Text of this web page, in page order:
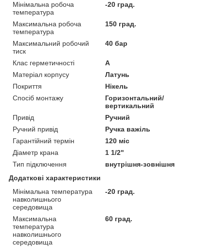
Мінімальна робоча
температура
-20 град.
Максимальна робоча
температура
150 град.
Максимальний робочий
тиск
40 бар
Клас герметичності
А
Матеріал корпусу
Латунь
Покриття
Нікель
Спосіб монтажу
Горизонтальний/
вертикальний
Привід
Ручний
Ручний привід
Ручка важіль
Гарантійний термін
120 міс
Діаметр крана
1 1/2"
Тип підключення
внутрішня-зовнішня
Додаткові характеристики
Мінімальна температура
навколишнього
середовища
-20 град.
Максимальна
температура
навколишнього
середовища
60 град.